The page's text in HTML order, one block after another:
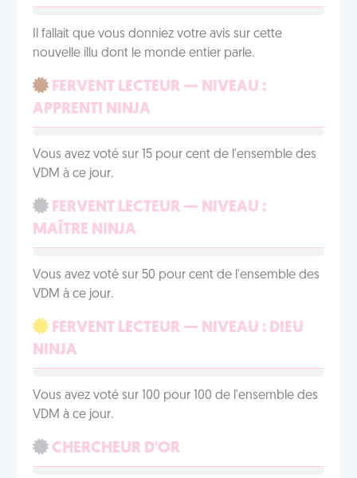
Il fallait que vous donniez votre avis sur cette
nouvelle illu dont le monde entier parle.
FERVENT LECTEUR — NIVEAU :
APPRENTI NINJA
Vous avez voté sur 15 pour cent de l'ensemble des
VDM à ce jour.
FERVENT LECTEUR — NIVEAU :
MAÎTRE NINJA
Vous avez voté sur 50 pour cent de l'ensemble des
VDM à ce jour.
FERVENT LECTEUR — NIVEAU : DIEU
NINJA
Vous avez voté sur 100 pour 100 de l'ensemble des
VDM à ce jour.
CHERCHEUR D'OR